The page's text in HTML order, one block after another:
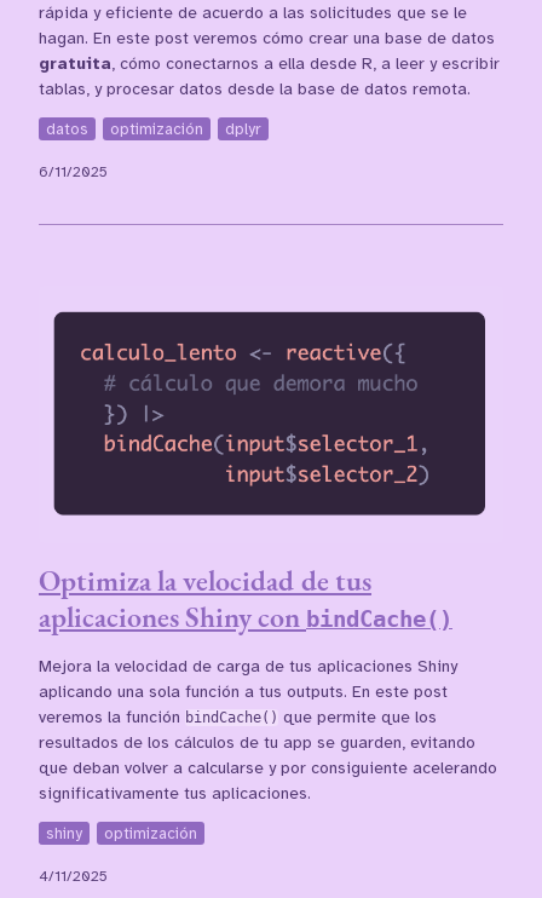
rápida y eficiente de acuerdo a las solicitudes que se le
hagan. En este post veremos cómo crear una base de datos
gratuita, cómo conectarnos a ella desde R, a leer y escribir
tablas, y procesar datos desde la base de datos remota.
datos optimización dplyr
6/11/2025
Optimiza la velocidad de tus
aplicaciones Shiny con bindCache()
Mejora la velocidad de carga de tus aplicaciones Shiny
aplicando una sola función a tus outputs. En este post
veremos la función bindCache() que permite que los
resultados de los cálculos de tu app se guarden, evitando
que deban volver a calcularse y por consiguiente acelerando
significativamente tus aplicaciones.
shiny optimización
4/11/2025